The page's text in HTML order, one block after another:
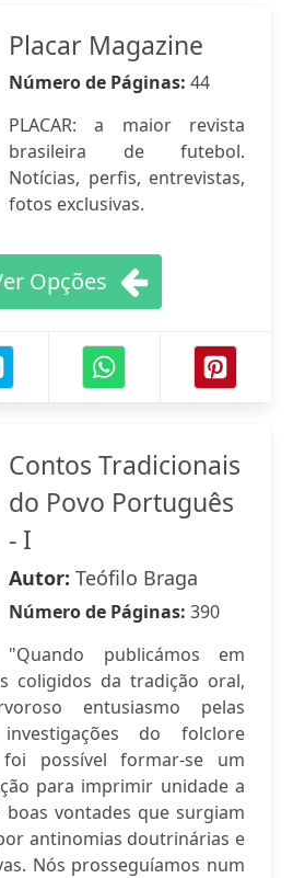
Placar Magazine
Número de Páginas: 44
PLACAR: a maior revista
brasileira de futebol.
Notícias, perfis, entrevistas,
fotos exclusivas.
Opções
Contos Tradicionais
do Povo Português
- I
Autor: Teófilo Braga
Número de Páginas: 390
"Quando publicámos em
coligidos da tradição oral,
entusiasmo pelas
do folclore
possível formar-se um
para imprimir unidade a
vontades que surgiam
antinomias doutrinárias e
Nós prosseguíamos num